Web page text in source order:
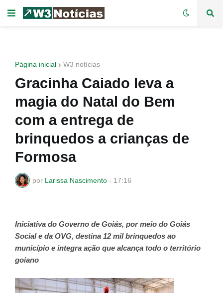
Página inicial W3 notícias
Gracinha Caiado leva a
magia do Natal do Bem
com a entrega de
brinquedos a crianças de
Formosa
por Larissa Nascimento - 17:16
Iniciativa do Governo de Goiás, por meio do Goiás
Social e da OVG, destina 12 mil brinquedos ao
município e integra ação que alcança todo o território
goiano